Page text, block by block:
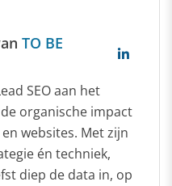
TO BE
SEO aan het
organische impact
websites. Met zijn
én techniek,
diep de data in, op